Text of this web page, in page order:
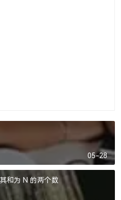
05-28
和为 N 的两个数